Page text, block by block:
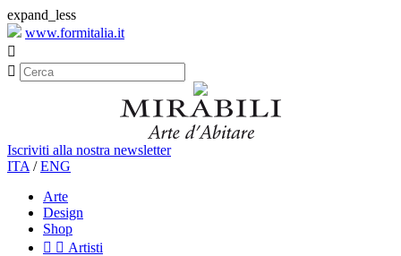
expand_less
www.formitalia.it


Iscriviti alla nostra newsletter
ITA /ENG
Arte
Design
Shop
  Artisti